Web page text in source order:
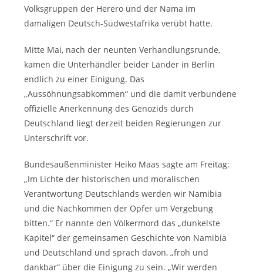
Volksgruppen der Herero und der Nama im
damaligen Deutsch-Südwestafrika verübt hatte.
Mitte Mai, nach der neunten Verhandlungsrunde,
kamen die Unterhändler beider Länder in Berlin
endlich zu einer Einigung. Das
„Aussöhnungsabkommen“ und die damit verbundene
offizielle Anerkennung des Genozids durch
Deutschland liegt derzeit beiden Regierungen zur
Unterschrift vor.
Bundesaußenminister Heiko Maas sagte am Freitag:
„Im Lichte der historischen und moralischen
Verantwortung Deutschlands werden wir Namibia
und die Nachkommen der Opfer um Vergebung
bitten.“ Er nannte den Völkermord das „dunkelste
Kapitel“ der gemeinsamen Geschichte von Namibia
und Deutschland und sprach davon, „froh und
dankbar“ über die Einigung zu sein. „Wir werden